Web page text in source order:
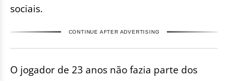
sociais.
CONTINUE AFTER ADVERTISING
O jogador de 23 anos não fazia parte dos